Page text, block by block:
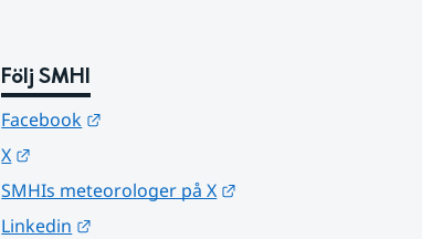
Följ SMHI
Facebook
X
SMHIs meteorologer på X
Linkedin